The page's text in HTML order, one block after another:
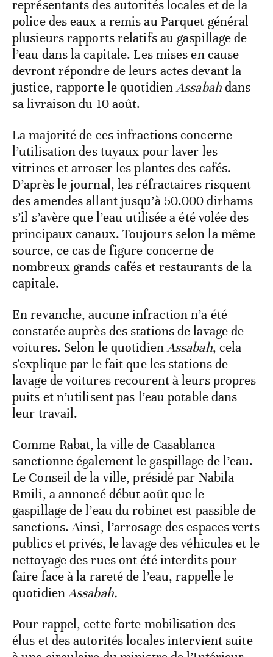
représentants des autorités locales et de la
police des eaux a remis au Parquet général
plusieurs rapports relatifs au gaspillage de
l’eau dans la capitale. Les mises en cause
devront répondre de leurs actes devant la
justice, rapporte le quotidienAssabahdans
sa livraison du 10 août.
La majorité de ces infractions concerne
l’utilisation des tuyaux pour laver les
vitrines et arroser les plantes des cafés.
D’après le journal, les réfractaires risquent
des amendes allant jusqu’à 50.000 dirhams
s’il s’avère que l’eau utilisée a été volée des
principaux canaux. Toujours selon la même
source, ce cas de figure concerne de
nombreux grands cafés et restaurants de la
capitale.
En revanche, aucune infraction n’a été
constatée auprès des stations de lavage de
voitures. Selon le quotidienAssabah, cela
s'explique par le fait que les stations de
lavage de voitures recourent à leurs propres
puits et n’utilisent pas l’eau potable dans
leur travail.
Comme Rabat, la ville de Casablanca
sanctionne également le gaspillage de l’eau.
Le Conseil de la ville, présidé par Nabila
Rmili, a annoncé début août que le
gaspillage de l’eau du robinet est passible de
sanctions. Ainsi, l’arrosage des espaces verts
publics et privés, le lavage des véhicules et le
nettoyage des rues ont été interdits pour
faire face à la rareté de l’eau, rappelle le
quotidienAssabah.
Pour rappel, cette forte mobilisation des
élus et des autorités locales intervient suite